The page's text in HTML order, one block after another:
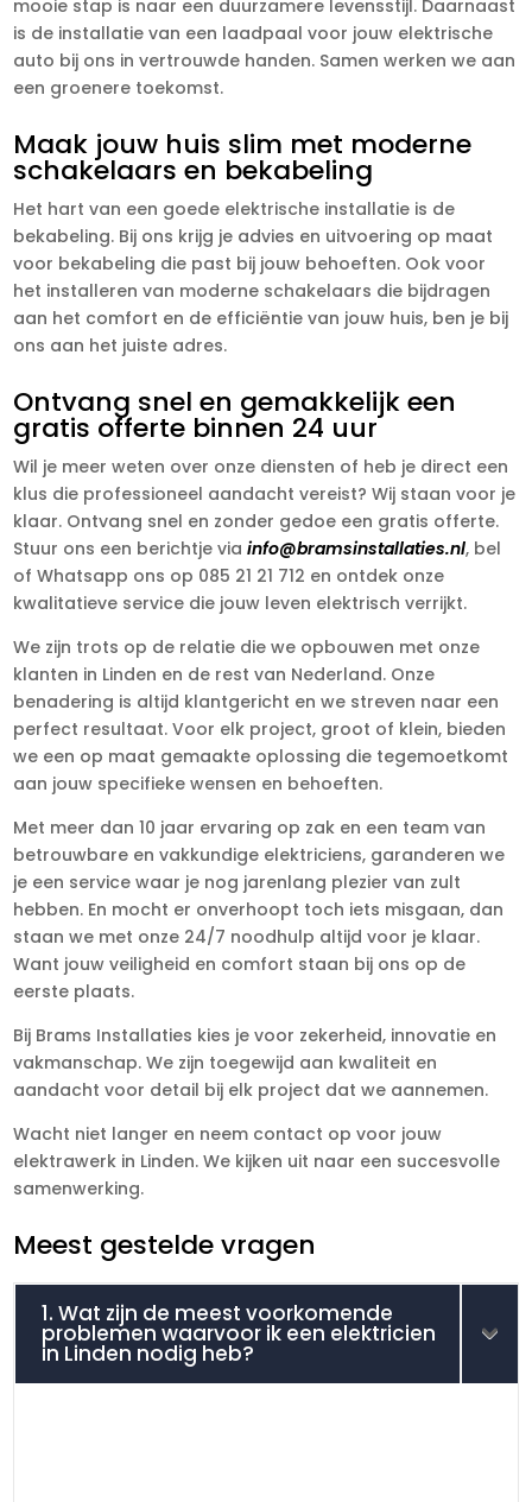
mooie stap is naar een duurzamere levensstijl. Daarnaast
is de installatie van een laadpaal voor jouw elektrische
auto bij ons in vertrouwde handen. Samen werken we aan
een groenere toekomst.
Maak jouw huis slim met moderne
schakelaars en bekabeling
Het hart van een goede elektrische installatie is de
bekabeling. Bij ons krijg je advies en uitvoering op maat
voor bekabeling die past bij jouw behoeften. Ook voor
het installeren van moderne schakelaars die bijdragen
aan het comfort en de efficiëntie van jouw huis, ben je bij
ons aan het juiste adres.
Ontvang snel en gemakkelijk een
gratis offerte binnen 24 uur
Wil je meer weten over onze diensten of heb je direct een
klus die professioneel aandacht vereist? Wij staan voor je
klaar. Ontvang snel en zonder gedoe een gratis offerte.
Stuur ons een berichtje viainfo@bramsinstallaties.nl, bel
of Whatsapp ons op 085 21 21 712 en ontdek onze
kwalitatieve service die jouw leven elektrisch verrijkt.
We zijn trots op de relatie die we opbouwen met onze
klanten in Linden en de rest van Nederland. Onze
benadering is altijd klantgericht en we streven naar een
perfect resultaat. Voor elk project, groot of klein, bieden
we een op maat gemaakte oplossing die tegemoetkomt
aan jouw specifieke wensen en behoeften.
Met meer dan 10 jaar ervaring op zak en een team van
betrouwbare en vakkundige elektriciens, garanderen we
je een service waar je nog jarenlang plezier van zult
hebben. En mocht er onverhoopt toch iets misgaan, dan
staan we met onze 24/7 noodhulp altijd voor je klaar.
Want jouw veiligheid en comfort staan bij ons op de
eerste plaats.
Bij Brams Installaties kies je voor zekerheid, innovatie en
vakmanschap. We zijn toegewijd aan kwaliteit en
aandacht voor detail bij elk project dat we aannemen.
Wacht niet langer en neem contact op voor jouw
elektrawerk in Linden. We kijken uit naar een succesvolle
samenwerking.
Meest gestelde vragen
1. Wat zijn de meest voorkomende
problemen waarvoor ik een elektricien
in Linden nodig heb?